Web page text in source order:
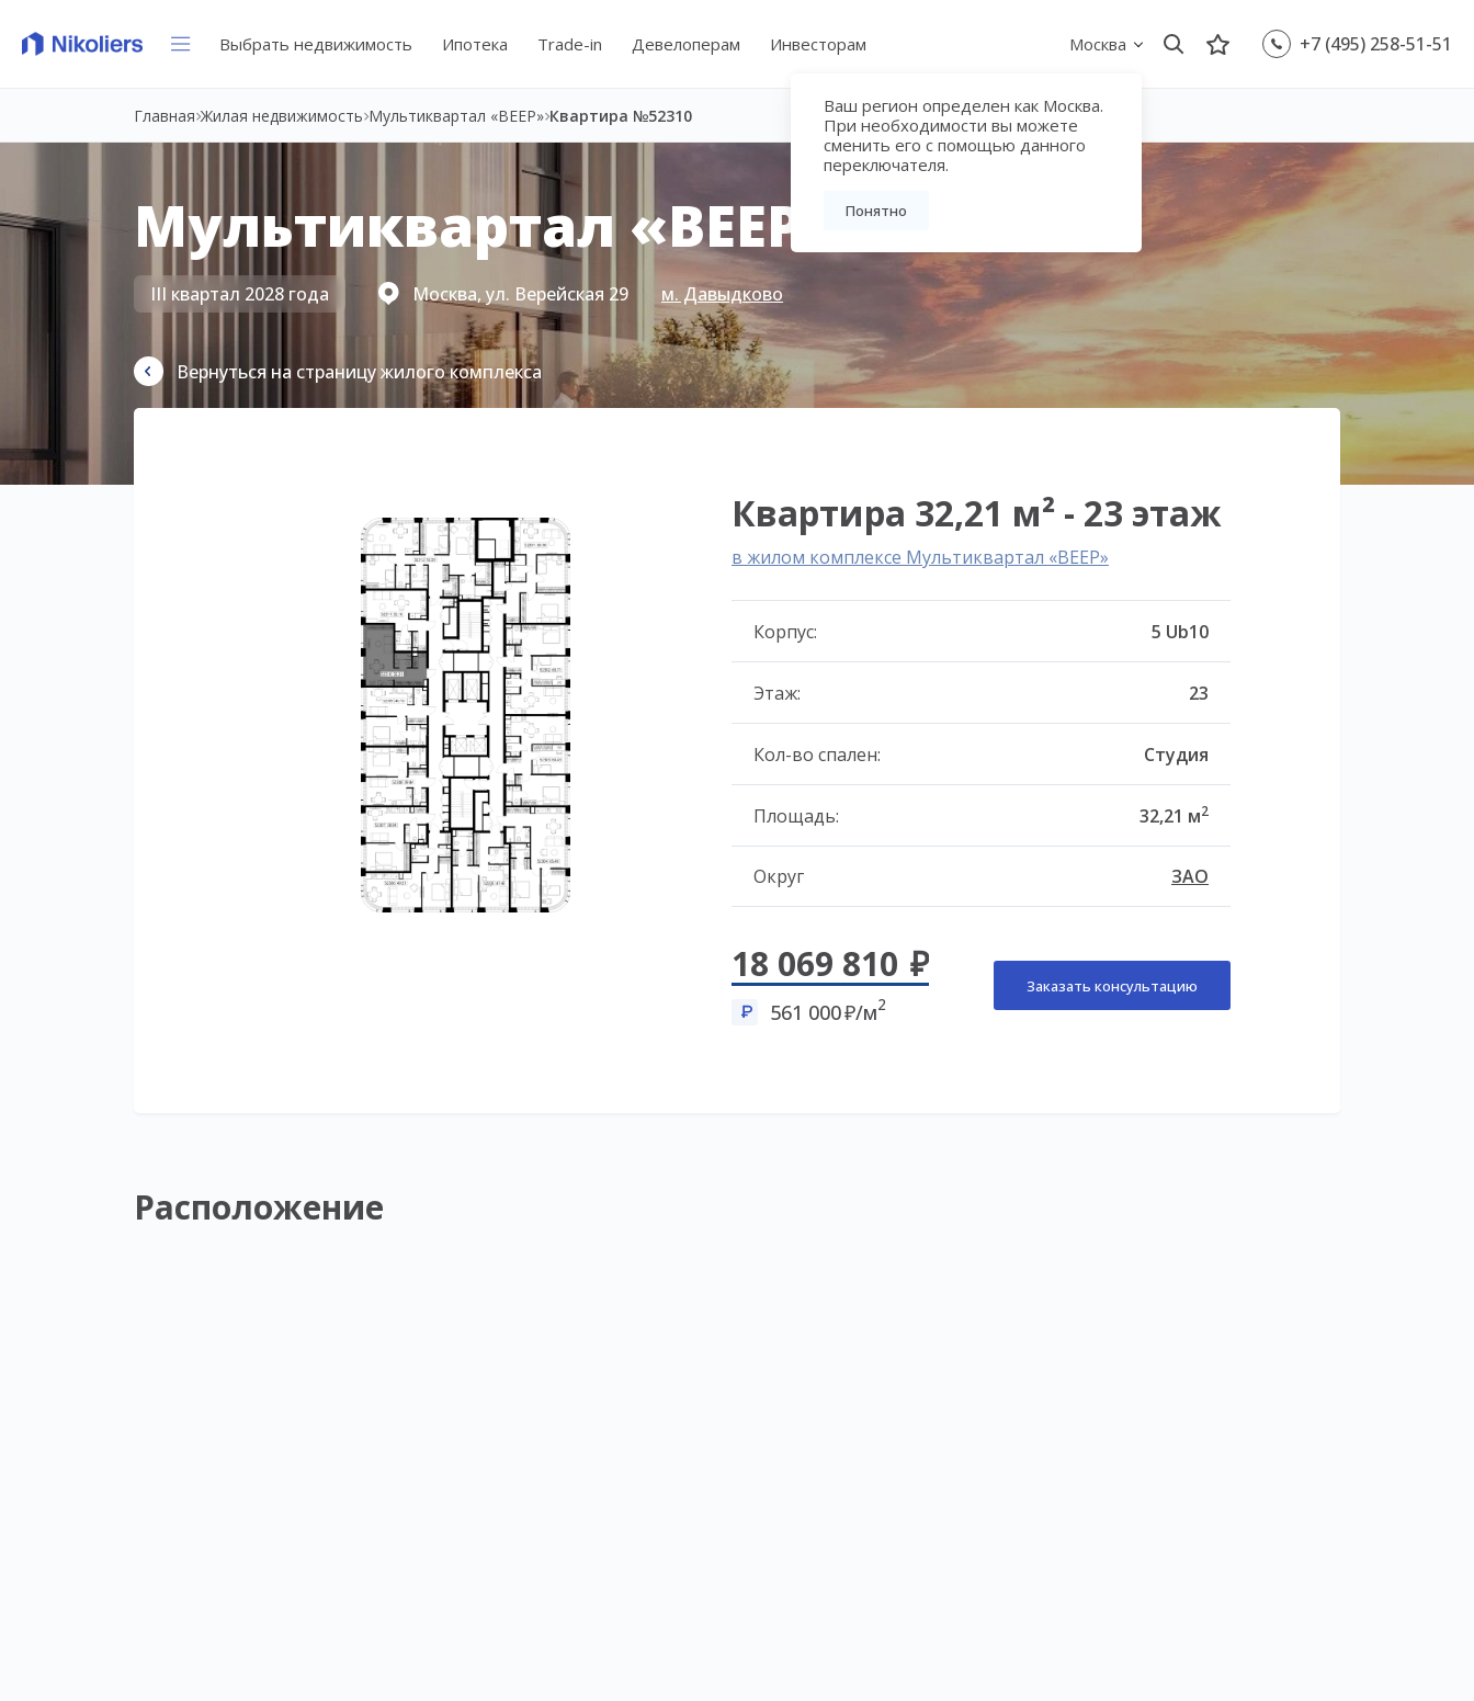
Выбрать недвижимость Ипотека Trade-in Девелоперам Инвесторам Москва
Ваш регион определен как Москва.
При необходимости вы можете
сменить его с помощью данного
переключателя.
Понятно
+7 (495) 258-51-51
Главная Жилая недвижимость Мультиквартал «ВЕЕР» Квартира №52310
Мультиквартал «ВЕЕР»
III квартал 2028 года Москва, ул. Верейская 29 м. Давыдково
Вернуться на страницу жилого комплекса
Квартира 32,21 м² - 23 этаж
в жилом комплексе Мультиквартал «ВЕЕР»
Корпус: 5 Ub10
Этаж: 23
Кол-во спален: Студия
Площадь: 32,21 м2
Округ ЗАО
18 069 810
561 000 /м2
Заказать консультацию
Расположение